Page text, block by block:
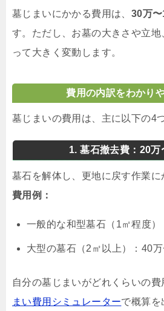
墓じまいにかかる費用は、 30万
す。ただし、お墓の大きさや立地
って大きく変動します。
費用の内訳をわかり
墓じまいの費用は、主に以下の4
1. 墓石撤去費：20万
墓石を解体し、更地に戻す作業に
費用例：
一般的な和型墓石（1㎡程度）
大型の墓石（2㎡以上）：40
自分の墓じまいがどれくらいの費
まい費用シミュレーターで概算を